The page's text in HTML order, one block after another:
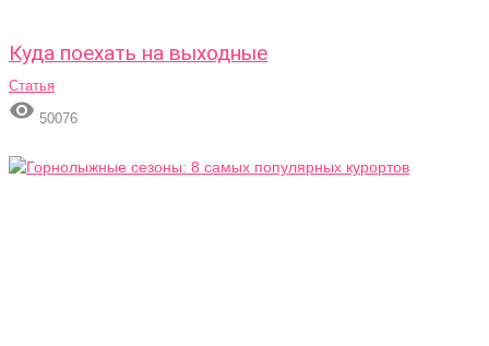
Куда поехать на выходные
Статья
 50076